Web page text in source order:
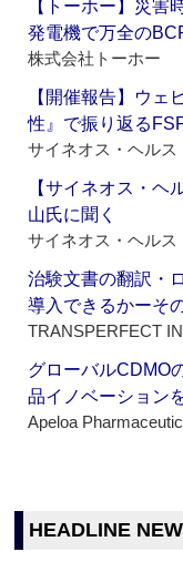
【トーホー】災
発電機で万全の
株式会社トーホー
【開催報告】ウェ
性』で振り返る
サイネオス・ヘル
【サイネオス・
山氏に聞く
サイネオス・ヘル
治験文書の翻訳・
導入できるかーそ
TRANSPERFECT
グローバルCDMO
品イノベーション
Apeloa
HEADLINE